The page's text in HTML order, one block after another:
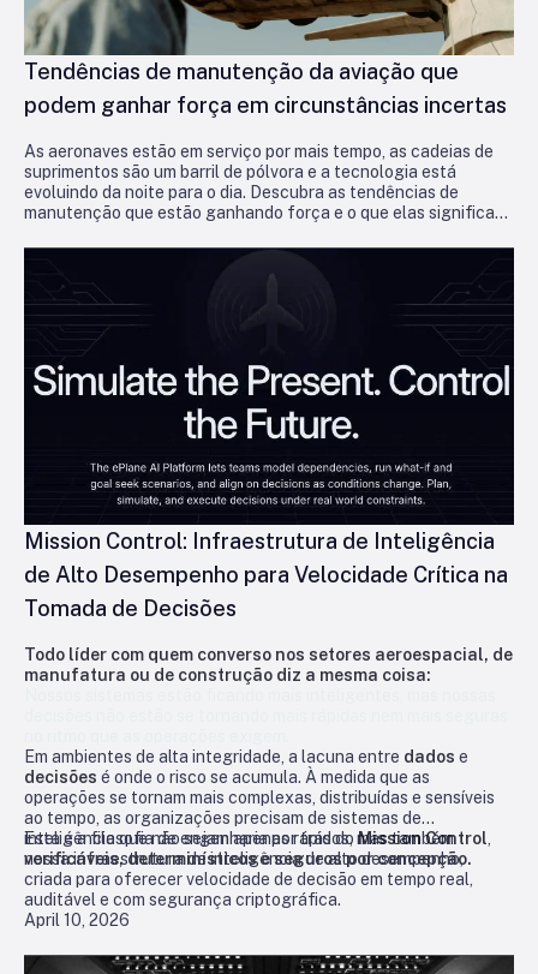
Tendências de manutenção da aviação que
podem ganhar força em circunstâncias incertas
As aeronaves estão em serviço por mais tempo, as cadeias de
suprimentos são um barril de pólvora e a tecnologia está
evoluindo da noite para o dia. Descubra as tendências de
manutenção que estão ganhando força e o que elas significam
April 10, 2026
Mission Control: Infraestrutura de Inteligência
de Alto Desempenho para Velocidade Crítica na
Tomada de Decisões
Todo líder com quem converso nos setores aeroespacial, de
manufatura ou de construção diz a mesma coisa:
Em ambientes de alta integridade, a lacuna entre dados e
decisões é onde o risco se acumula. À medida que as
operações se tornam mais complexas, distribuídas e sensíveis
ao tempo, as organizações precisam de sistemas de
inteligência que não sejam apenas rápidos, mas também
verificáveis, determinísticos e seguros por concepção.
Esta é a filosofia de engenharia por trás doMission Control
nossa infraestrutura de inteligência de alto desempenho,
criada para oferecer velocidade de decisão em tempo real,
auditável e com segurança criptográfica.